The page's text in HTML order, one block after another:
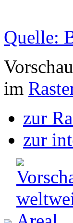
Quelle:
im
zur
zur